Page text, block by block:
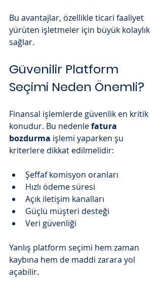
Bu avantajlar, özellikle ticari faaliyet
yürüten işletmeler için büyük kolaylık
sağlar.
Güvenilir Platform
Seçimi Neden Önemli?
Finansal işlemlerde güvenlik en kritik
konudur. Bu nedenle fatura
bozdurma işlemi yaparken şu
kriterlere dikkat edilmelidir:
Şeffaf komisyon oranları
Hızlı ödeme süresi
Açık iletişim kanalları
Güçlü müşteri desteği
Veri güvenliği
Yanlış platform seçimi hem zaman
kaybına hem de maddi zarara yol
açabilir.